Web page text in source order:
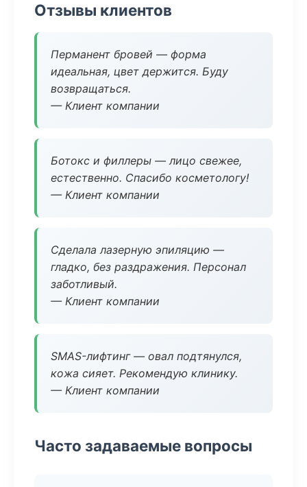
Отзывы клиентов
Перманент бровей — форма
идеальная, цвет держится. Буду
возвращаться.
— Клиент компании
Ботокс и филлеры — лицо свежее,
естественно. Спасибо косметологу!
— Клиент компании
Сделала лазерную эпиляцию —
гладко, без раздражения. Персонал
заботливый.
— Клиент компании
SMAS-лифтинг — овал подтянулся,
кожа сияет. Рекомендую клинику.
— Клиент компании
Часто задаваемые вопросы